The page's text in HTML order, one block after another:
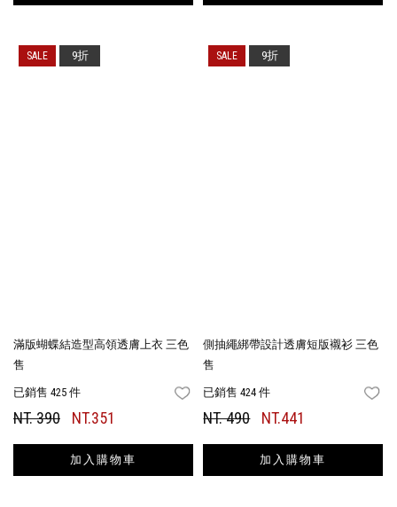
滿版蝴蝶結造型高領透膚上衣 三色
售
已銷售 425 件 FAVORITES
NT. 390 NT.351
加入購物車
9折
側抽繩綁帶設計透膚短版襯衫 三色
售
已銷售 424 件
NT. 490 NT.441
加入購物車
9折